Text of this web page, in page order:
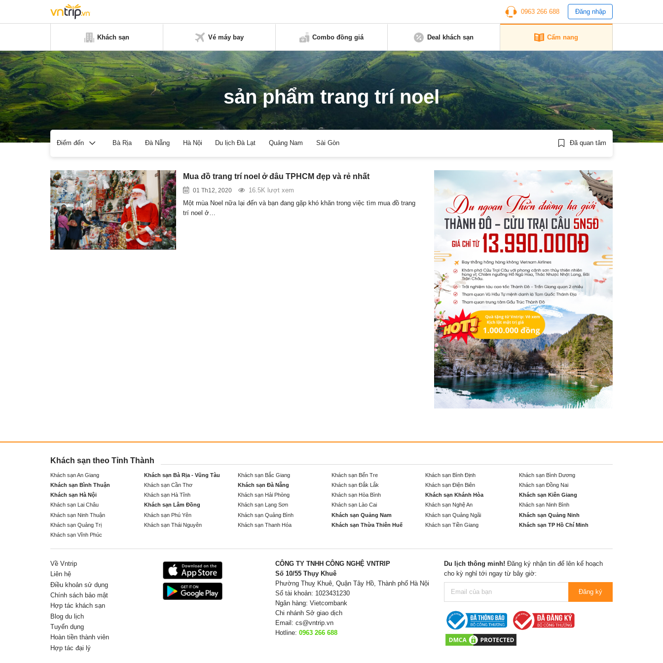
0963 266 688 Đăng nhập
Khách sạn Vé máy bay Combo đồng giá Deal khách sạn Cẩm nang
sản phẩm trang trí noel
Điểm đến Bà Rịa Đà Nẵng Hà Nội Du lịch Đà Lạt Quảng Nam Sài Gòn Đã quan tâm
Mua đồ trang trí noel ở đâu TPHCM đẹp và rẻ nhất
01 Th12, 2020
16.5K lượt xem
Một mùa Noel nữa lại đến và bạn đang gặp khó khăn trong việc tìm mua đồ trang
trí noel ở…
Khách sạn theo Tỉnh Thành
Khách sạn An Giang Khách sạn Bà Rịa - Vũng Tàu Khách sạn Bắc Giang Khách sạn Bến Tre Khách sạn Bình Định
Khách sạn Bình Dương
Khách sạn Bình Thuận
Khách sạn Cần Thơ Khách sạn Đà Nẵng Khách sạn Đắk Lắk Khách sạn Điện Biên
Khách sạn Đồng Nai
Khách sạn Hà Nội
Khách sạn Hà Tĩnh Khách sạn Hải Phòng Khách sạn Hòa Bình Khách sạn Khánh Hòa
Khách sạn Kiên Giang
Khách sạn Lai Châu
Khách sạn Lâm Đồng Khách sạn Lạng Sơn Khách sạn Lào Cai Khách sạn Nghệ An
Khách sạn Ninh Bình
Khách sạn Ninh Thuận
Khách sạn Phú Yên Khách sạn Quảng Bình Khách sạn Quảng Nam Khách sạn Quảng Ngãi
Khách sạn Quảng Ninh
Khách sạn Quảng Trị
Khách sạn Thái Nguyên Khách sạn Thanh Hóa Khách sạn Thừa Thiên Huế Khách sạn Tiền Giang
Khách sạn TP Hồ Chí Minh
Khách sạn Vĩnh Phúc
Về Vntrip
Liên hệ
Điều khoản sử dụng
Chính sách bảo mật
Hợp tác khách sạn
Blog du lịch
Tuyển dụng
Hoàn tiền thành viên
Hợp tác đại lý
CÔNG TY TNHH CÔNG NGHỆ VNTRIP
Số 10/55 Thụy Khuê
Phường Thuỵ Khuê, Quận Tây Hồ, Thành phố Hà Nội
Số tài khoản: 1023431230
Ngân hàng: Vietcombank
Chi nhánh Sở giao dịch
Email: cs@vntrip.vn
Hotline: 0963 266 688
Du lịch thông minh! Đăng ký nhận tin để lên kế hoạch
cho kỳ nghỉ tới ngay từ bây giờ:
Đăng ký